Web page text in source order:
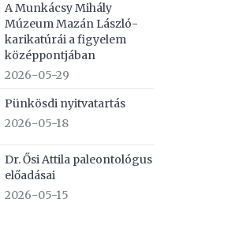
A Munkácsy Mihály
Múzeum Mazán László-
karikatúrái a figyelem
középpontjában
2026-05-29
Pünkösdi nyitvatartás
2026-05-18
Dr. Ősi Attila paleontológus
előadásai
2026-05-15